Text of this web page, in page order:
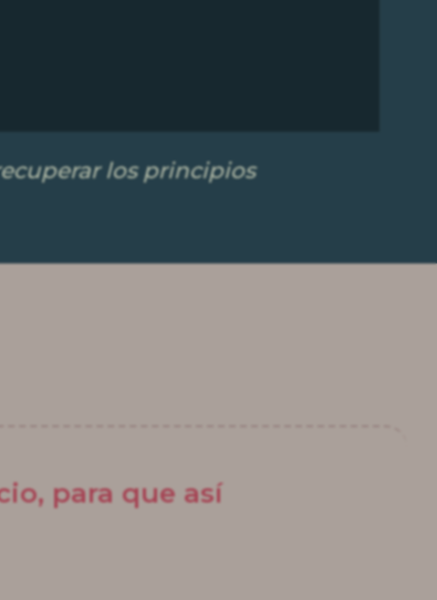
los principios
para que así